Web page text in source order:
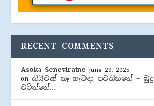
RECENT COMMENTS
Asoka Seneviratne June 29, 2025
on කිසිවක් නෑ හැමදා පවතින්නේ –
වටින්නේ…